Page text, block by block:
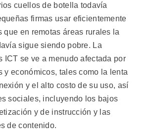
cuellos de botella todavía
firmas usar eficientemente
que en remotas áreas rurales la
sigue siendo pobre. La
ICT se ve a menudo afectada por
y económicos, tales como la lenta
y el alto costo de su uso, así
sociales, incluyendo los bajos
y de instrucción y las
de contenido.